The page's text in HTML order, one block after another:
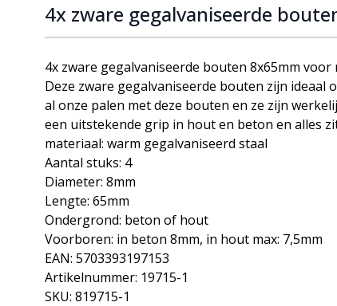
4x zware gegalvaniseerde
4x zware gegalvaniseerde bouten 8x65mm
Deze zware gegalvaniseerde bouten zijn
al onze palen met deze bouten en ze zijn
een uitstekende grip in hout en beton en alles
materiaal: warm gegalvaniseerd staal
Aantal stuks: 4
Diameter: 8mm
Lengte: 65mm
Ondergrond: beton of hout
Voorboren: in beton 8mm, in hout max: 7,5mm
EAN: 5703393197153
Artikelnummer: 19715-1
SKU: 819715-1